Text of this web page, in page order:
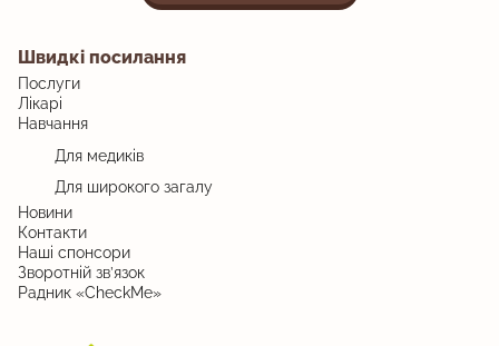
Швидкі посилання
Послуги
Лікарі
Навчання
Для медиків
Для широкого загалу
Новини
Контакти
Наші спонсори
Зворотній зв’язок
Радник «CheckMe»